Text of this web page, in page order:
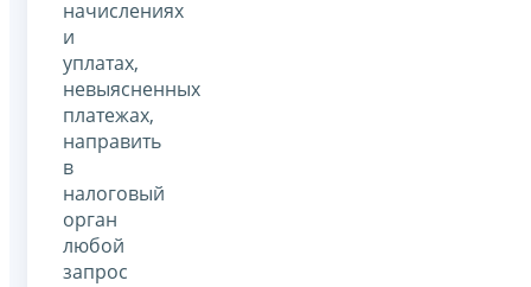
начислениях
и
уплатах,
невыясненных
платежах,
направить
в
налоговый
орган
любой
запрос